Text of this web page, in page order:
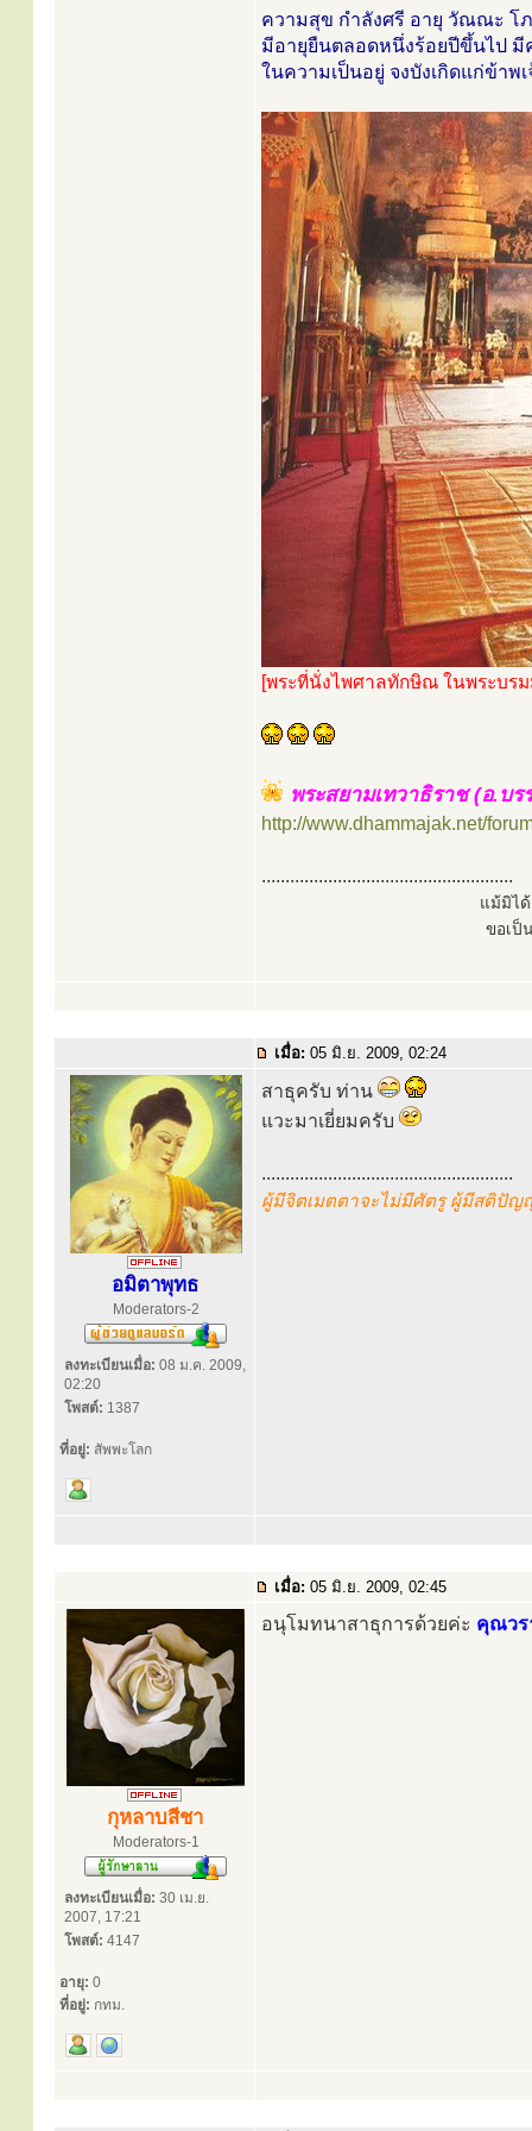
ความสุข กำลังศรี อายุ วัณณะ โ
มีอายุยืนตลอดหนึ่งร้อยปีขึ้นไป มี
ในความเป็นอยู่ จงบังเกิดแก่ข้าพ
[พระที่นั่งไพศาลทักษิณ ในพระบร
พระสยามเทวาธิราช (อ.บร
http://www.dhammajak.net/
.....................................................
แม้มิได้
ขอเป็
เมื่อ: 05 มิ.ย. 2009, 02:24
อมิตาพุทธ
Moderators-2
ลงทะเบียนเมื่อ: 08 ม.ค. 2009,
02:20
โพสต์: 1387
ที่อยู่: สัพพะโลก
สาธุครับ ท่าน
แวะมาเยี่ยมครับ
.....................................................
ผู้มีจิตเมตตาจะไม่มีศัตรู ผู้มีสติปัญ
เมื่อ: 05 มิ.ย. 2009, 02:45
กุหลาบสีชา
Moderators-1
ลงทะเบียนเมื่อ: 30 เม.ย.
2007, 17:21
โพสต์: 4147
อายุ: 0
ที่อยู่: กทม.
อนุโมทนาสาธุการด้วยค่ะ คุณวร